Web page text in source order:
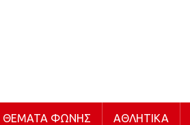
ΘΈΜΑΤΑ ΦΩΝΉΣ ΑΘΛΗΤΙΚΆ